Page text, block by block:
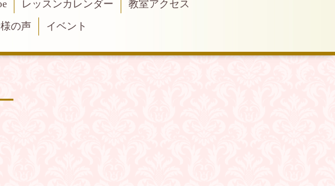
レッスンカレンダー
教室アクセス
の声 イベント